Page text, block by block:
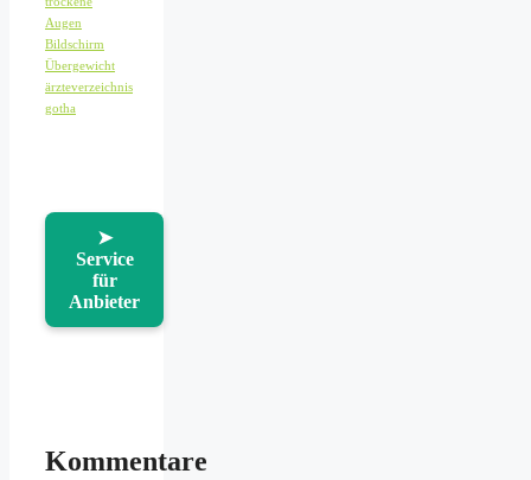
Augen
Bildschirm
Übergewicht
ärzteverzeichnis
gotha
➤
Service
für
Anbieter
Kommentare